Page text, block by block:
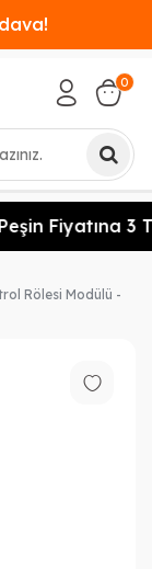
0
Fiyatına 3
Rölesi Modülü -